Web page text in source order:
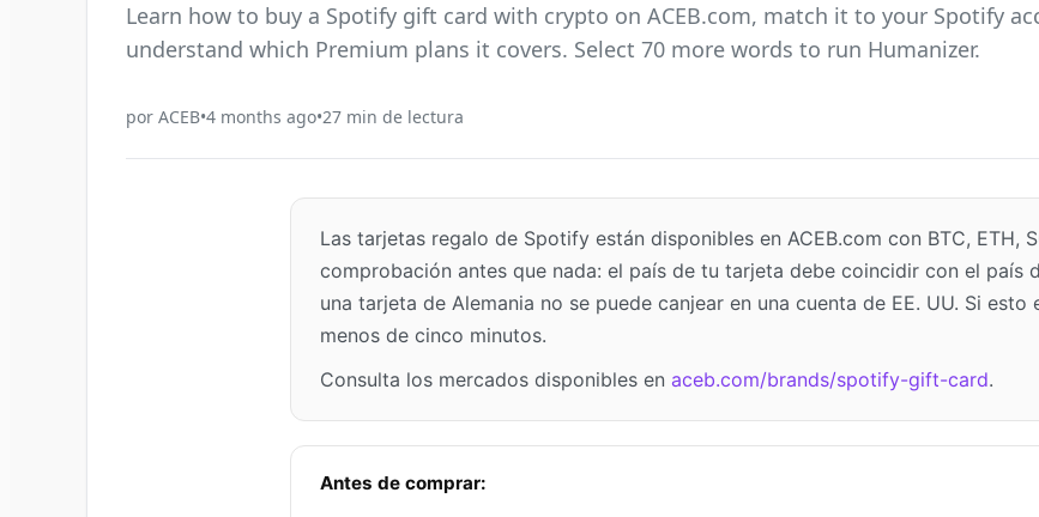
Learn how to buy a Spotify gift card with crypto on ACEB.com, match it to your Spotify
understand which Premium plans it covers. Select 70 more words to run Humanizer.
por ACEB•4 months ago•27 min de lectura
Las tarjetas regalo de Spotify están disponibles en ACEB.com con BTC, ETH,
comprobación antes que nada: el país de tu tarjeta debe coincidir con el
una tarjeta de Alemania no se puede canjear en una cuenta de EE. UU. Si
menos de cinco minutos.
Consulta los mercados disponibles en aceb.com/brands/spotify-gift-card.
Antes de comprar: